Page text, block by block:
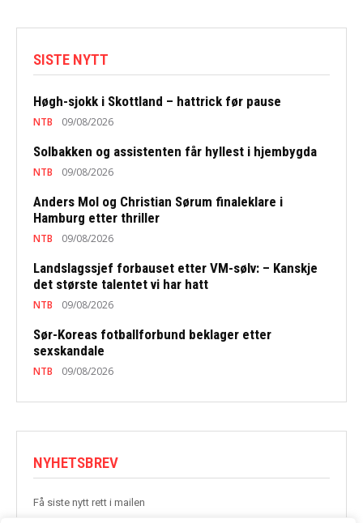
SISTE NYTT
Høgh-sjokk i Skottland – hattrick før pause
NTB 09/08/2026
Solbakken og assistenten får hyllest i hjembygda
NTB 09/08/2026
Anders Mol og Christian Sørum finaleklare i
Hamburg etter thriller
NTB 09/08/2026
Landslagssjef forbauset etter VM-sølv: – Kanskje
det største talentet vi har hatt
NTB 09/08/2026
Sør-Koreas fotballforbund beklager etter
sexskandale
NTB 09/08/2026
NYHETSBREV
Få siste nytt rett i mailen